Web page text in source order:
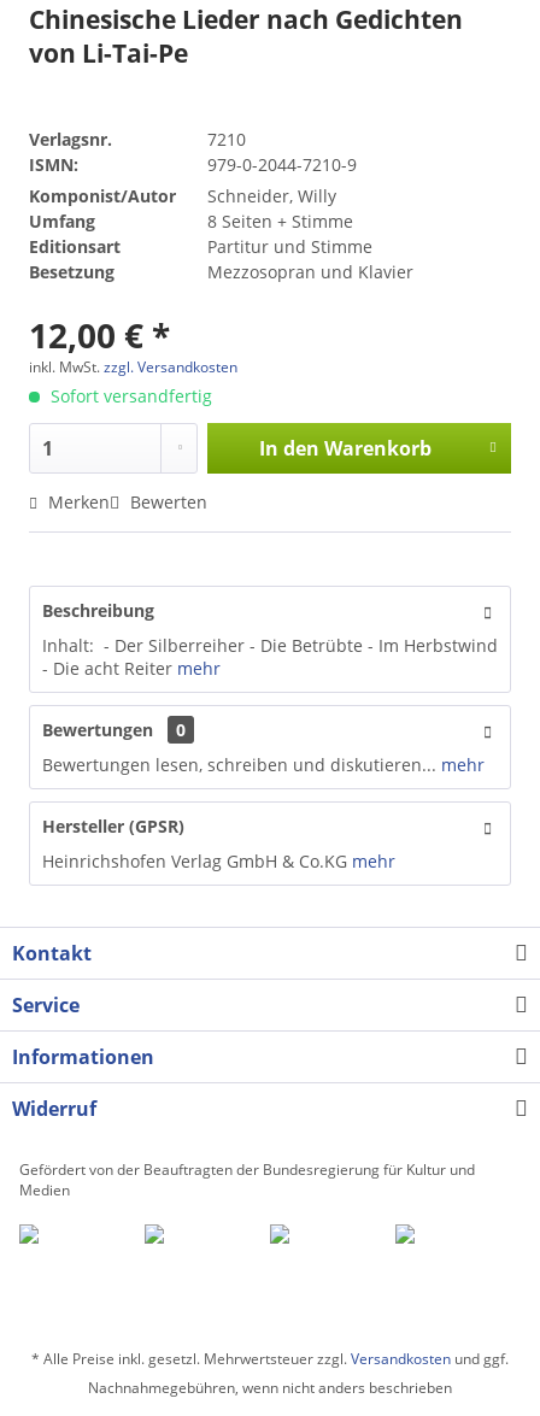
Chinesische Lieder nach Gedichten
von Li-Tai-Pe
Verlagsnr.
7210
ISMN:
979-0-2044-7210-9
Komponist/Autor
Schneider, Willy
Umfang
8 Seiten + Stimme
Editionsart
Partitur und Stimme
Besetzung
Mezzosopran und Klavier
12,00 € *
inkl. MwSt.zzgl. Versandkosten
Sofort versandfertig
In den Warenkorb
Merken Bewerten
Beschreibung
Inhalt: - Der Silberreiher - Die Betrübte - Im Herbstwind
- Die acht Reiter mehr
Bewertungen
0
Bewertungen lesen, schreiben und diskutieren... mehr
Hersteller (GPSR)
Heinrichshofen Verlag GmbH & Co.KG mehr
Kontakt
Service
Informationen
Widerruf
Gefördert von der Beauftragten der Bundesregierung für Kultur und
Medien
* Alle Preise inkl. gesetzl. Mehrwertsteuer zzgl.Versandkosten und ggf.
Nachnahmegebühren, wenn nicht anders beschrieben